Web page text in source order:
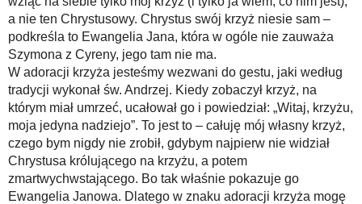
a nie ten Chrystusowy. Chrystus swój krzyż niesie sam –
podkreśla to Ewangelia Jana, która w ogóle nie zauważa
Szymona z Cyreny, jego tam nie ma.
W adoracji krzyża jesteśmy wezwani do gestu, jaki według
tradycji wykonał św. Andrzej. Kiedy zobaczył krzyż, na
którym miał umrzeć, ucałował go i powiedział: „Witaj, krzyżu,
moja jedyna nadziejo”. To jest to – całuję mój własny krzyż,
czego bym nigdy nie zrobił, gdybym najpierw nie widział
Chrystusa królującego na krzyżu, a potem
zmartwychwstającego. Bo tak właśnie pokazuje go
Ewangelia Janowa. Dlatego w znaku adoracji krzyża mogę